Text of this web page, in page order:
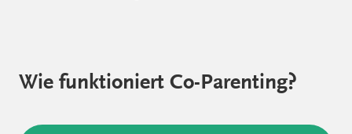
Wie funktioniert Co-Parenting?